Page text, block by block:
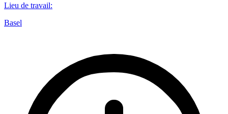
Lieu de travail:
Basel